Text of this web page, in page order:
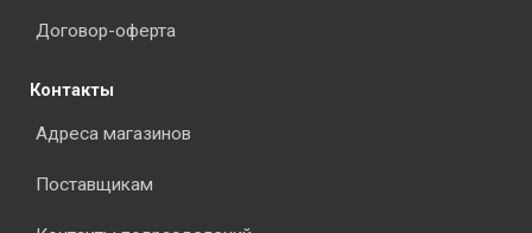
Договор-оферта
Контакты
Адреса магазинов
Поставщикам